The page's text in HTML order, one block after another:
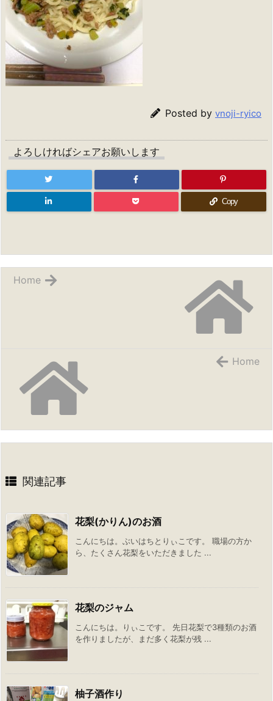
Posted by vnoji-ryico
よろしければシェアお願いします
Copy
Home
Home
関連記事
花梨(かりん)のお酒
こんにちは。ぶいはちとりぃこです。 職場の方か
ら、たくさん花梨をいただきました ...
花梨のジャム
こんにちは。りぃこです。 先日花梨で3種類のお酒
を作りましたが、まだ多く花梨が残 ...
柚子酒作り